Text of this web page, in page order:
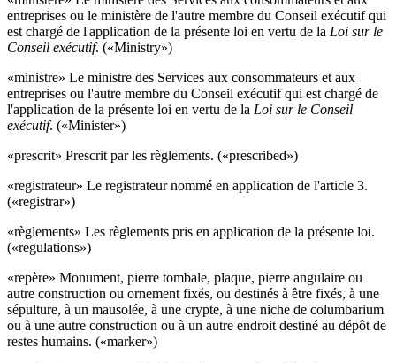
entreprises ou le ministère de l'autre membre du Conseil exécutif qui
est chargé de l'application de la présente loi en vertu de la Loi sur le
Conseil exécutif. («Ministry»)
«ministre» Le ministre des Services aux consommateurs et aux
entreprises ou l'autre membre du Conseil exécutif qui est chargé de
l'application de la présente loi en vertu de la Loi sur le Conseil
exécutif. («Minister»)
«prescrit» Prescrit par les règlements. («prescribed»)
«registrateur» Le registrateur nommé en application de l'article 3.
(«registrar»)
«règlements» Les règlements pris en application de la présente loi.
(«regulations»)
«repère» Monument, pierre tombale, plaque, pierre angulaire ou
autre construction ou ornement fixés, ou destinés à être fixés, à une
sépulture, à un mausolée, à une crypte, à une niche de columbarium
ou à une autre construction ou à un autre endroit destiné au dépôt de
restes humains. («marker»)